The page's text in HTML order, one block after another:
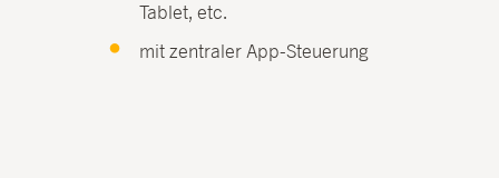
Tablet, etc.
mit zentraler App-Steuerung